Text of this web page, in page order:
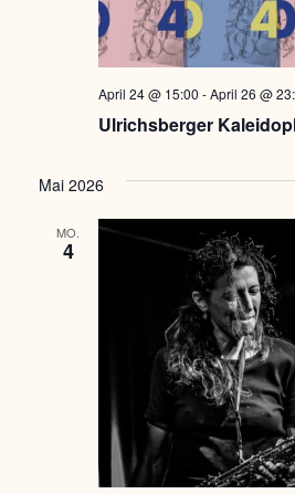
Ulrichsberger
April 24 @ 15:00 -April 26 @
Mai 2026
MO.
4